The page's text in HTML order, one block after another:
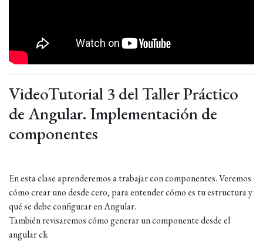
VideoTutorial 3 del Taller Práctico
de Angular. Implementación de
componentes
En esta clase aprenderemos a trabajar con componentes. Veremos
cómo crear uno desde cero, para entender cómo es tu estructura y
qué se debe configurar en Angular.
También revisaremos cómo generar un componente desde el
angular cli.